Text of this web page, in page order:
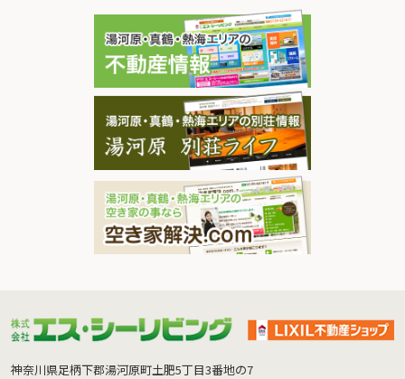
神奈川県足柄下郡湯河原町土肥5丁目3番地の7